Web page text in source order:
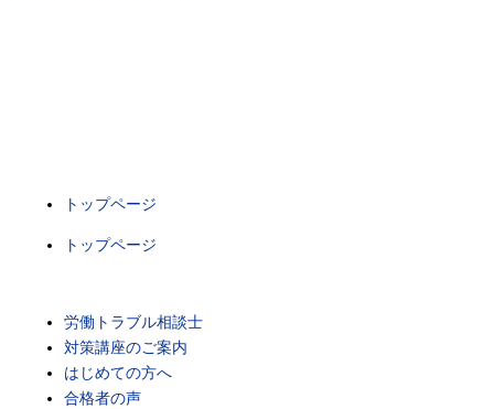
トップページ
トップページ
労働トラブル相談士
対策講座のご案内
はじめての方へ
合格者の声